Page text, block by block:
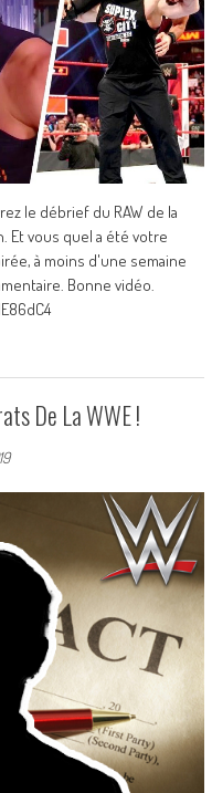
le débrief du RAW de la
Et vous quel a été votre
à moins d'une semaine
Bonne vidéo.
De La WWE !